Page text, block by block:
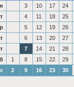
3 10 17 24
4 11 18
25
5 12 19
26
6 13 20
27
7 14 21
28
1 8 15 22
29
2 9 16 23 30